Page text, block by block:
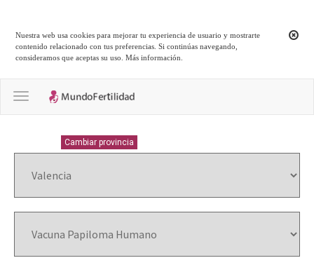
Nuestra web usa cookies para mejorar tu experiencia de usuario y mostrarte
contenido relacionado con tus preferencias. Si continúas navegando,
consideramos que aceptas su uso.Más información
Toggle navigation
Cambiar provincia